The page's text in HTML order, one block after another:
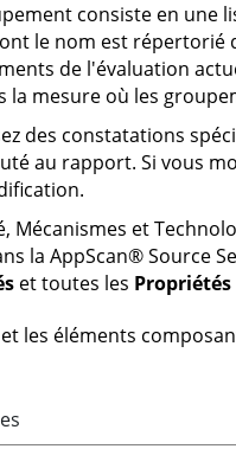
consiste en une
le nom est répertorié
de l'évaluation
mesure où les
des constatations
au rapport. Si vous
Mécanismes et
la AppScan®Source
et toutes les
les éléments